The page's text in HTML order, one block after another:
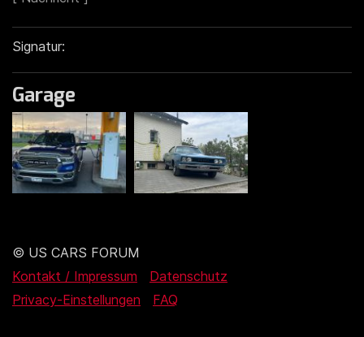
Signatur:
Garage
© US CARS FORUM
Kontakt / Impressum
Datenschutz
Privacy-Einstellungen
FAQ